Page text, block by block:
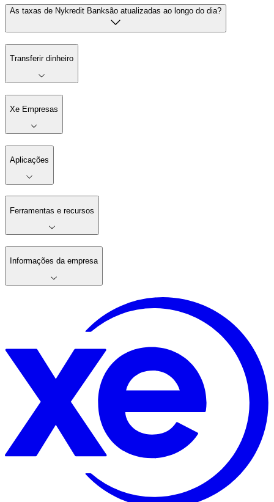
As taxas de Nykredit Banksão atualizadas ao longo do dia?
Transferir dinheiro
Xe Empresas
Aplicações
Ferramentas e recursos
Informações da empresa